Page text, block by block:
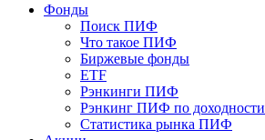
Фонды
Поиск ПИФ
Что такое ПИФ
Биржевые фонды
ETF
Рэнкинги ПИФ
Рэнкинг ПИФ по доходности
Статистика рынка ПИФ